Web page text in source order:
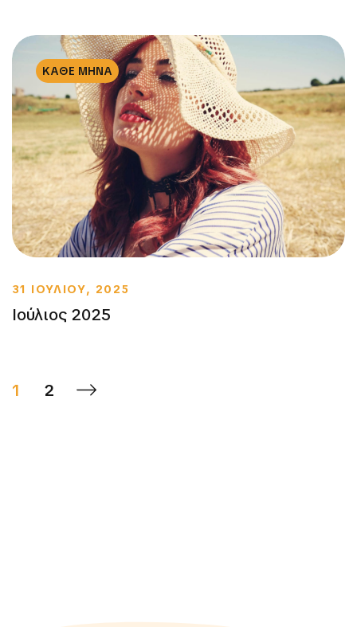
ΚΑΘΕ ΜΗΝΑ
31 ΙΟΥΛΙΟΥ, 2025
Ιούλιος 2025
1 2